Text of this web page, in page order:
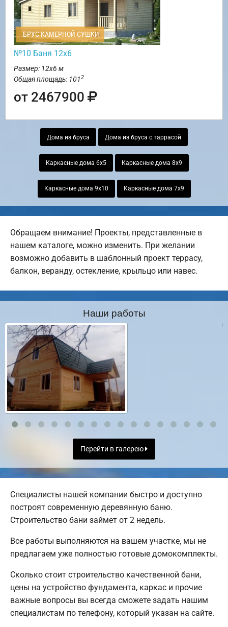
БРУС КАМЕРНОЙ СУШКИ
№10 Баня 12х6
Размер: 12х6 м
Общая площадь: 1012
от 2467900
Дома из бруса Дома из бруса с таррасой
Каркасные дома 6х5 Каркасные дома 8х9
Каркасные дома 9х10 Каркасные дома 7х9
Обращаем внимание! Проекты, представленные в
нашем каталоге, можно изменить. При желании
возможно добавить в шаблонный проект террасу,
балкон, веранду, остекление, крыльцо или навес.
Наши работы
Перейти в галерею
Специалисты нашей компании быстро и доступно
построят современную деревянную баню.
Строительство бани займет от 2 недель.
Все работы выполняются на вашем участке, мы не
предлагаем уже полностью готовые домокомплекты.
Сколько стоит строительство качественной бани,
цены на устройство фундамента, каркас и прочие
важные вопросы вы всегда сможете задать нашим
специалистам по телефону, который указан на сайте.